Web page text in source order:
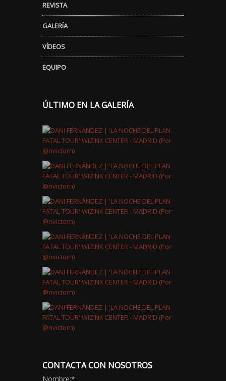
REVISTA
GALERÍA
VÍDEOS
EQUIPO
ÚLTIMO EN LA GALERÍA
CONTACTA CON NOSOTROS
Nombre:*